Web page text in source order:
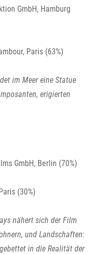
GmbH, Hamburg
Paris (63%)
im Meer eine Statue
erigierten
GmbH, Berlin (70%)
(30%)
nähert sich der Film
und Landschaften:
in die Realität der